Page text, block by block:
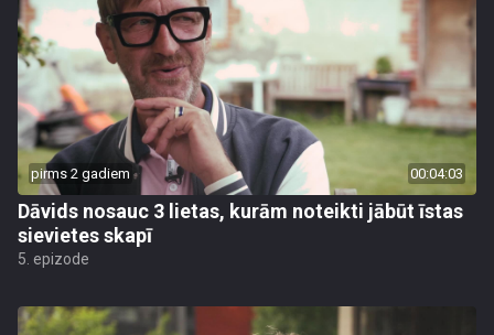
pirms 2 gadiem 00:04:03
Dāvids nosauc 3 lietas, kurām noteikti jābūt īstas
sievietes skapī
5. epizode